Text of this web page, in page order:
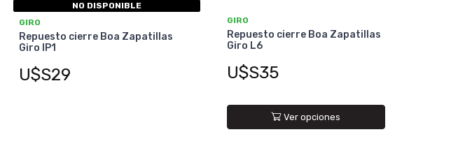
NO DISPONIBLE
GIRO
Repuesto cierre Boa Zapatillas
Giro IP1
U$S29
GIRO
Repuesto cierre Boa Zapatillas
Giro L6
U$S35
Ver opciones